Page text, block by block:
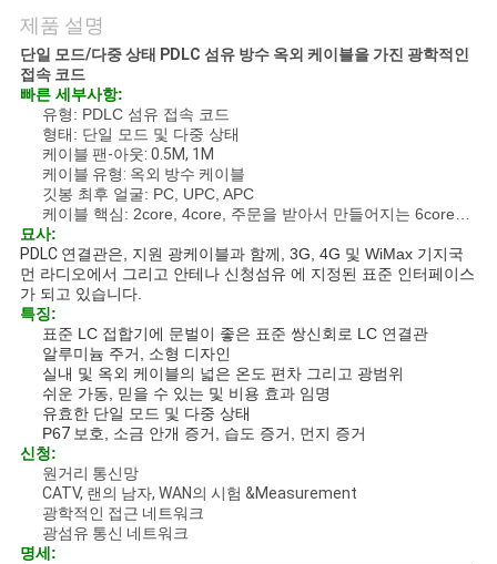
청
하
다
이
트
PRIVACY
POLICY
제품 설명
단일 모드/다중 상태 PDLC 섬유 방수 옥외 케이블을 가진 광학적인
접속 코드
빠른 세부사항:
유형: PDLC 섬유 접속 코드
형태: 단일 모드 및 다중 상태
케이블 팬-아웃: 0.5M, 1M
케이블 유형: 옥외 방수 케이블
깃봉 최후 얼굴: PC, UPC, APC
케이블 핵심: 2core, 4core, 주문을 받아서 만들어지는 6core…
묘사:
PDLC 연결관은, 지원 광케이블과 함께, 3G, 4G 및 WiMax 기지국
먼 라디오에서 그리고 안테나 신청섬유 에 지정된 표준 인터페이스
가 되고 있습니다.
특징:
표준 LC 접합기에 문벌이 좋은 표준 쌍신회로 LC 연결관
알루미늄 주거, 소형 디자인
실내 및 옥외 케이블의 넓은 온도 편차 그리고 광범위
쉬운 가동, 믿을 수 있는 및 비용 효과 임명
유효한 단일 모드 및 다중 상태
P67 보호, 소금 안개 증거, 습도 증거, 먼지 증거
신청:
원거리 통신망
CATV, 랜의 남자, WAN의 시험 &Measurement
광학적인 접근 네트워크
광섬유 통신 네트워크
명세: